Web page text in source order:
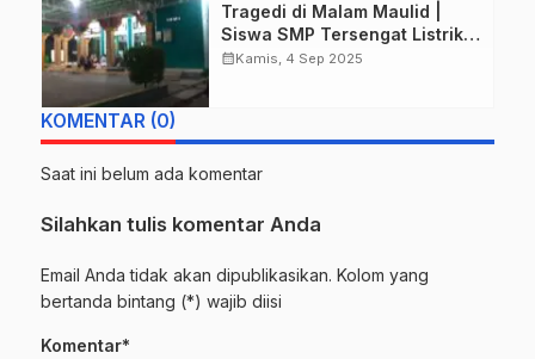
Masyarakat.
Tragedi di Malam Maulid |
Siswa SMP Tersengat Listrik
di Masjid Nurul Islam
calendar_monthKamis, 4 Sep 2025
KOMENTAR (0)
Saat ini belum ada komentar
Silahkan tulis komentar Anda
Email Anda tidak akan dipublikasikan. Kolom yang
bertanda bintang (*) wajib diisi
Komentar*